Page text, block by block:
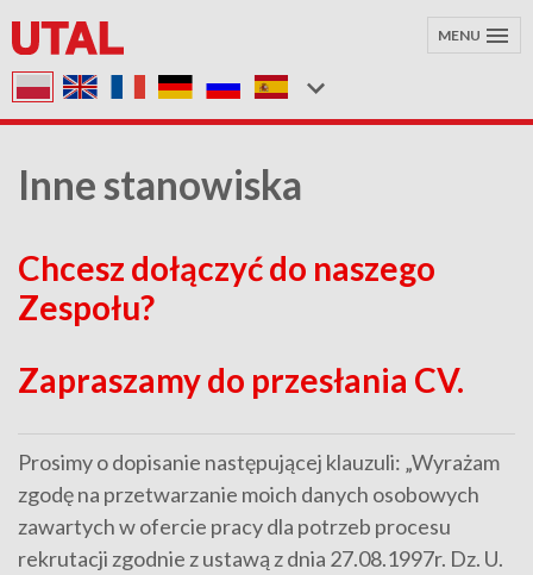
MENU
Inne stanowiska
Chcesz dołączyć do naszego
Zespołu?
Zapraszamy do przesłania CV.
Prosimy o dopisanie następującej klauzuli: „Wyrażam
zgodę na przetwarzanie moich danych osobowych
zawartych w ofercie pracy dla potrzeb procesu
rekrutacji zgodnie z ustawą z dnia 27.08.1997r. Dz. U.